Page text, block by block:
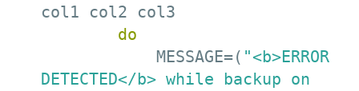
col1 col2 col3
do
            MESSAGE=(
"<b>ERROR
DETECTED</b> while backup on